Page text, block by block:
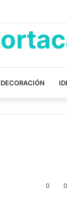
DECORACIÓN
0 0